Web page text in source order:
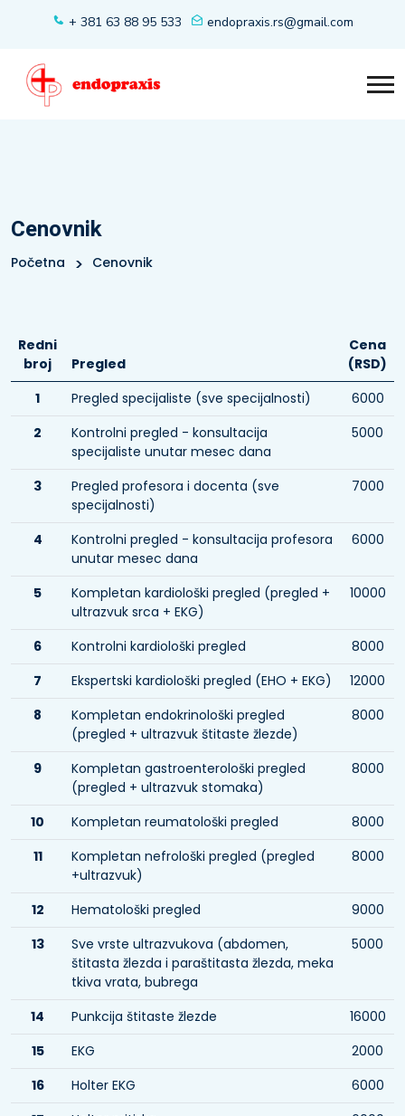
+ 381 63 88 95 533 endopraxis.rs@gmail.com
Cenovnik
Početna Cenovnik
Redni
broj
Pregled
Cena
(RSD)
1
Pregled specijaliste (sve specijalnosti)
6000
2
Kontrolni pregled - konsultacija
specijaliste unutar mesec dana
5000
3
Pregled profesora i docenta (sve
specijalnosti)
7000
4
Kontrolni pregled - konsultacija profesora
unutar mesec dana
6000
5
Kompletan kardiološki pregled (pregled +
ultrazvuk srca + EKG)
10000
6 Kontrolni kardiološki pregled
8000
7
Ekspertski kardiološki pregled (EHO + EKG)
12000
8
Kompletan endokrinološki pregled
(pregled + ultrazvuk štitaste žlezde)
8000
9
Kompletan gastroenterološki pregled
(pregled + ultrazvuk stomaka)
8000
10 Kompletan reumatološki pregled
8000
11
Kompletan nefrološki pregled (pregled
+ultrazvuk)
8000
12 Hematološki pregled
9000
13
Sve vrste ultrazvukova (abdomen,
štitasta žlezda i paraštitasta žlezda, meka
tkiva vrata, bubrega
5000
14 Punkcija štitaste žlezde
16000
15
EKG
2000
16
Holter EKG
6000